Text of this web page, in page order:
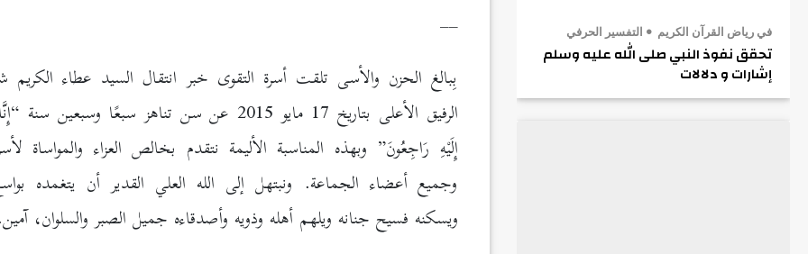
في رياض القرآن الكريم التفسير الحرفي
تحقق نفوذ النبي صلى الله عليه وسلم
إشارات و دلالات
__
بِبالغ الحزن والأسى تلقت أسرة التقوى خبر انتقال السيد عطاء
الرفيق الأعلى بتاريخ 17 مايو 2015 عن سن تناهز سبعًا وسبعين
إِلَيْهِ رَاجِعُونَ” وبهذه المناسبة الأليمة نتقدم بخالص العزاء والمواساة
وجميع أعضاء الجماعة. ونبتهل إلى الله العلي القدير أن يتغمده
ويسكنه فسيح جنانه ويلهم أهله وذويه وأصدقاءه جميل الصبر والسلوان،